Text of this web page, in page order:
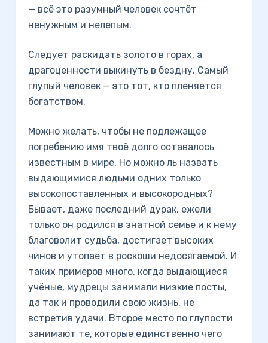
— всё это разумный человек сочтёт
ненужным и нелепым.
Следует раскидать золото в горах, а
драгоценности выкинуть в бездну. Самый
глупый человек — это тот, кто пленяется
богатством.
Можно желать, чтобы не подлежащее
погребению имя твоё долго оставалось
известным в мире. Но можно ль назвать
выдающимися людьми одних только
высокопоставленных и высокородных?
Бывает, даже последний дурак, ежели
только он родился в знатной семье и к нему
благоволит судьба, достигает высоких
чинов и утопает в роскоши недосягаемой. И
таких примеров много, когда выдающиеся
учёные, мудрецы занимали низкие посты,
да так и проводили свою жизнь, не
встретив удачи. Второе место по глупости
занимают те, которые единственно чего